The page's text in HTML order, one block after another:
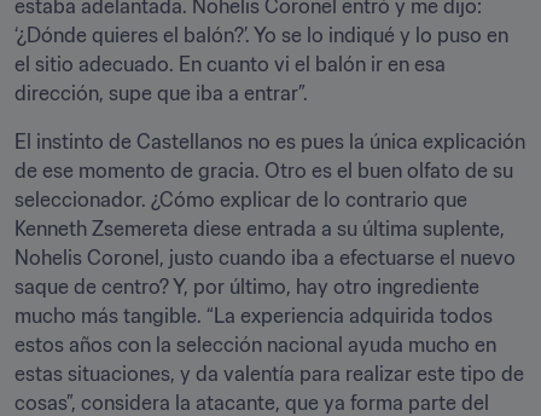
estaba adelantada. Nohelis Coronel entró y me dijo:
‘¿Dónde quieres el balón?’. Yo se lo indiqué y lo puso en
el sitio adecuado. En cuanto vi el balón ir en esa
dirección, supe que iba a entrar”.
El instinto de Castellanos no es pues la única explicación
de ese momento de gracia. Otro es el buen olfato de su
seleccionador. ¿Cómo explicar de lo contrario que
Kenneth Zsemereta diese entrada a su última suplente,
Nohelis Coronel, justo cuando iba a efectuarse el nuevo
saque de centro? Y, por último, hay otro ingrediente
mucho más tangible. “La experiencia adquirida todos
estos años con la selección nacional ayuda mucho en
estas situaciones, y da valentía para realizar este tipo de
cosas”, considera la atacante, que ya forma parte del